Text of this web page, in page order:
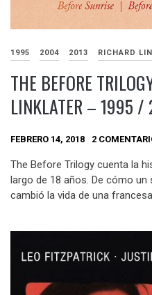
1995 2004 2013 RICHARD
THE BEFORE
LINKLATER – 1995
FEBRERO 14, 2018 2
The Before Trilogy cuenta la
largo de 18 años. De cómo
cambió la vida de una